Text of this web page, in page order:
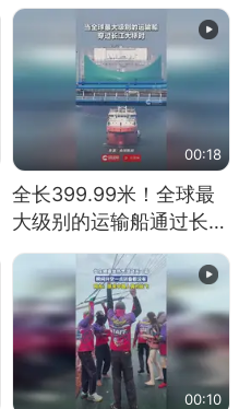
00:18
全长399.99米！全球最
大级别的运输船通过长江
大桥这一幕，太震撼了！
00:10